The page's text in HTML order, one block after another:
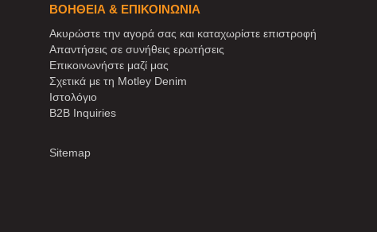
ΒΟΉΘΕΙΑ & ΕΠΙΚΟΙΝΩΝΊΑ
Ακυρώστε την αγορά σας και καταχωρίστε επιστροφή
Απαντήσεις σε συνήθεις ερωτήσεις
Επικοινωνήστε μαζί μας
Σχετικά με τη Motley Denim
Ιστολόγιο
B2B Inquiries
Sitemap